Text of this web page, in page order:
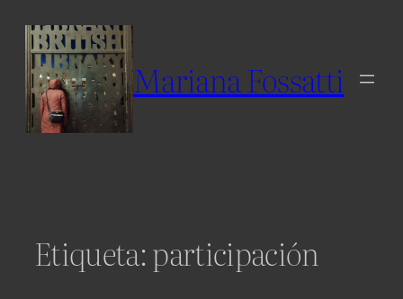
content
Mariana Fossatti
Etiqueta:participación